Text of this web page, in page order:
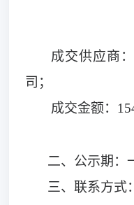
成交供应商
司；
成交金额：
二、公示期：
三、联系方式：